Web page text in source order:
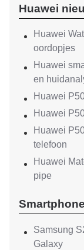
Huawei
Huawei
oordopjes
Huawei
en
Huawei
Huawei
Huawei
telefoon
Huawei
pipe
Samsung
Galaxy